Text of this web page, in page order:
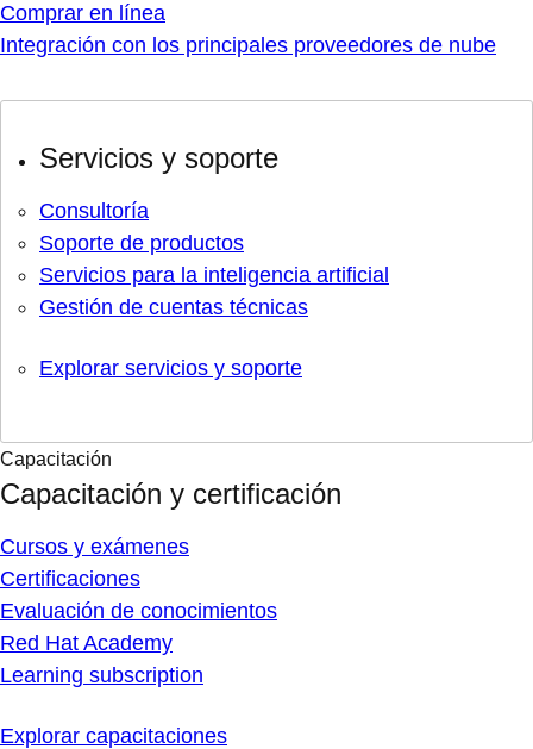
Comprar en línea
Integración con los principales proveedores de nube
Servicios y soporte
Consultoría
Soporte de productos
Servicios para la inteligencia artificial
Gestión de cuentas técnicas
Explorar servicios y soporte
Capacitación
Capacitación y certificación
Cursos y exámenes
Certificaciones
Evaluación de conocimientos
Red Hat Academy
Learning subscription
Explorar capacitaciones